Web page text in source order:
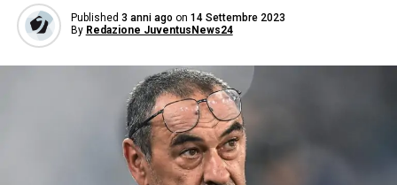
Published 3 anni ago on 14 Settembre 2023
By Redazione JuventusNews24